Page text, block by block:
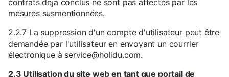
contrats déjà conclus ne sont pas affectés par les
mesures susmentionnées.
2.2.7 La suppression d'un compte d'utilisateur peut être
demandée par l'utilisateur en envoyant un courrier
électronique à service@holidu.com.
2.3 Utilisation du site web en tant que portail de